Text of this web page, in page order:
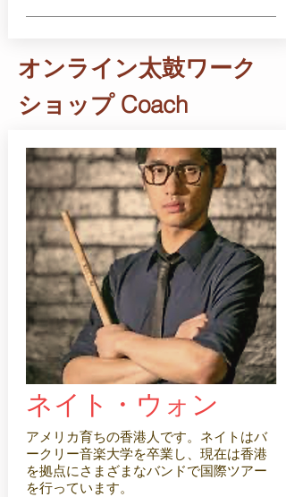
オンライン太鼓ワーク
ショップ Coach
ネイト・ウォン
アメリカ育ちの香港人です。ネイトはバ
ークリー音楽大学を卒業し、現在は香港
を拠点にさまざまなバンドで国際ツアー
を行っています。